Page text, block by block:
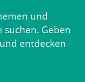
und
Geben
entdecken